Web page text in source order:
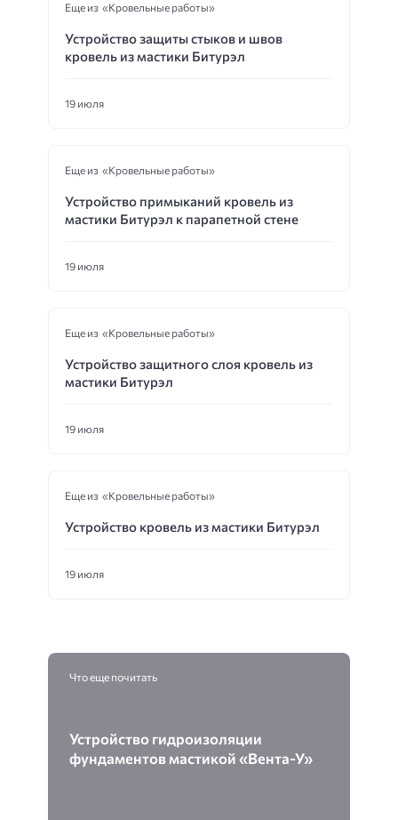
Еще из «Кровельные работы»
Устройство защиты стыков и швов
кровель из мастики Битурэл
19 июля
Еще из «Кровельные работы»
Устройство примыканий кровель из
мастики Битурэл к парапетной стене
19 июля
Еще из «Кровельные работы»
Устройство защитного слоя кровель из
мастики Битурэл
19 июля
Еще из «Кровельные работы»
Устройство кровель из мастики Битурэл
19 июля
Что еще почитать
Устройство гидроизоляции
фундаментов мастикой «Вента-У»